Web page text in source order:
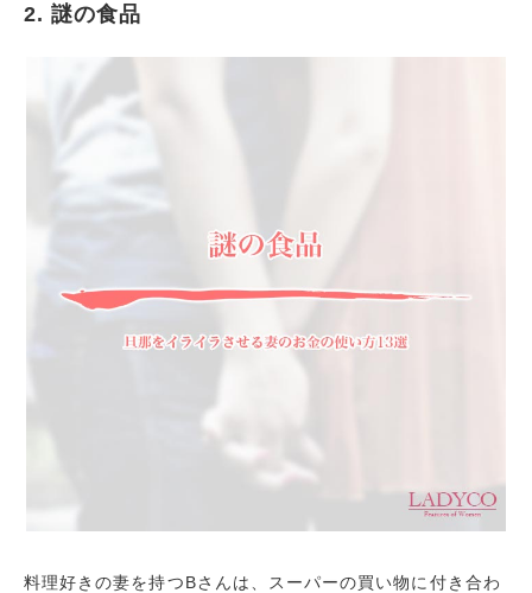
2. 謎の食品
料理好きの妻を持つBさんは、スーパーの買い物に付き合わ